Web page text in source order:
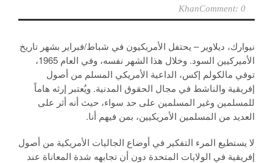
KhanComment: 0
نيوارك، ديلاوير – يحتفل الأمريكيون في شباط/فبراير بشهر تاريخ
الأميركيين السود. وخلال هذا الشهر نفسه، وفي العام 1965،
توفي مالكولم إكس، الداعية الأمريكي المسلم من أصول
إفريقية والناشط في مجال الحقوق المدنية. ويُعتبر إرثه هاماً
للمسلمين وغير المسلمين على حد سواء، حيث أنه أثر على
العديد من المسلمين الأمريكيين، بمن فيهم أنا.
لا يستطيع المرء التفكير في أوضاع الجاليات الأمريكية من أصول
إفريقية في الولايات المتحدة دون أن تجابهه شدة المعاناة عند